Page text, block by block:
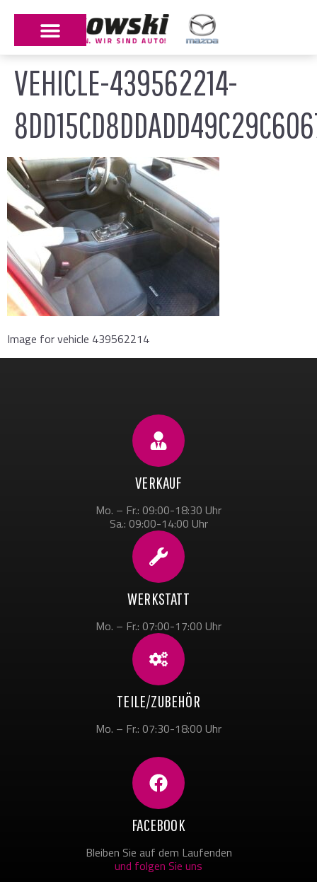
VEHICLE-439562214-
Image for vehicle 439562214
VERKAUF
Mo. – Fr.: 09:00-18:30 Uhr
Sa.: 09:00-14:00 Uhr
WERKSTATT
Mo. – Fr.: 07:00-17:00 Uhr
TEILE/ZUBEHÖR
Mo. – Fr.: 07:30-18:00 Uhr
FACEBOOK
Bleiben Sie auf dem Laufenden
und folgen Sie uns